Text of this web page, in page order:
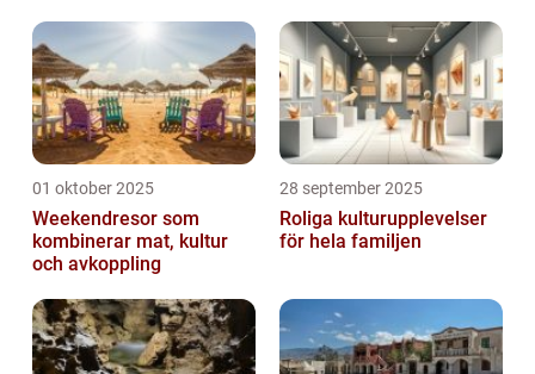
01 oktober 2025
Weekendresor som
kombinerar mat, kultur
och avkoppling
28 september 2025
Roliga kulturupplevelser
för hela familjen